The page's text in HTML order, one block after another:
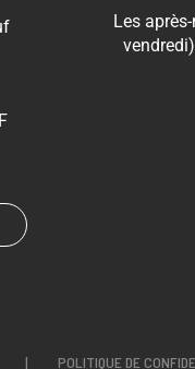
Les
POLITIQUE DE